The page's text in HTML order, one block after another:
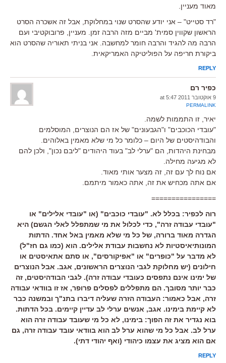
מאוד מעניין.
"רד סטייט" – אני יודע שהסרט שנוי במחלוקת, אבל זה אשכרה הסרט
הראשון שקווין סמית' מביים מזה הרבה זמן. מעניין, פרובוקטיבי ועם
הרבה מה להגיד והרבה חומר למחשבה. אני בניתי תאוריה שהסרט הוא
ביקורת חריפה על הפוליטיקה האמריקאית.
REPLY
כפיר רם
9 אוקטובר 2011 at 5:47
PERMALINK
יאיר, זו התממות לשמה.
"עובדי הכוכבים" ו"הגבעונים" של אז הם הנוצרים, המוסלמים
והבודהיסטים של היום – כלומר כל מי שלא מאמין באלוהים.
מבחינת היהדות, הם "ערלי לב" בעוד היהודים "ליבם נכון", ולכן להם
לא מגיעה מחילה.
אם נוח לך עם זה, זה מצער אותי מאוד.
אם אתה מכחיש את זה, אתה כאמור מיתמם.
================
רוה לכפיר: בכלל לא. "עובדי כוכבים" (או "עובדי אלילים" או
"עובדי עבודה זרה", כדי לכלול את מי שמתפלל לאלי הגשם) היא
הגדרה מאוד ברורה, של כל מי שלא מאמין באל אחד. הדתות
המונותיאיסטיות לא נחשבות עבודת אלילים. הוא (כמו גם חז"ל)
לא מדבר על "כופרים" או "אפיקורסים", או סתם אתאיסטים או
חילונים (יש מחלוקת לגבי הנוצרים הראשונים, אגב. אבל הנוצרים
של ימינו אינם נתפסים כעובדי עבודה זרה). לגבי הבודהיסטים, זה
כבר יותר מסובך. הם מתפללים לפסלים פרופר, אז זו בוודאי עבודה
זרה, אבל כאמור: העבודה הזרה שעליה דיברו בתנ"ך ובמשנה כבר
לא קיימת בימינו. אגב, אנשים ערלי לב עדיין קיימים. בכל הדתות.
בוא נגדיר את זה הפוך: בימינו, לא כל מי שעובד עבודה זרה הוא
ערל לב. אבל כל מי שהוא ערל לב הוא בוודאי עובד עבודה זרה, גם
אם הוא מציג את עצמו כיהודי (ואף יהודי דתי).
REPLY